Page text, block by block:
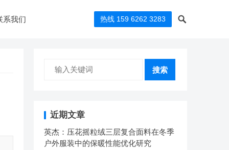
系我们 热线 159 6262 3283
搜索
近期文章
英杰：压花摇粒绒三层复合面料在冬季
户外服装中的保暖性能优化研究